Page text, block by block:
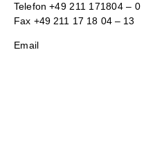
Telefon+49 211 171804 – 0
Fax +49 211 17 18 04 – 13
Email